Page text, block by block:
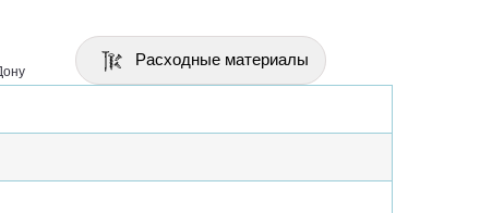
Расходные материалы